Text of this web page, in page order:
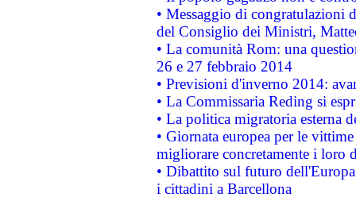
• Messaggio di congratulazioni
del Consiglio dei Ministri,
• La comunità Rom: una
26 e 27 febbraio 2014
• Previsioni d'inverno 2014:
• La Commissaria Reding si
• La politica migratoria esterna
• Giornata europea per le
migliorare concretamente i loro
• Dibattito sul futuro
i cittadini a Barcellona